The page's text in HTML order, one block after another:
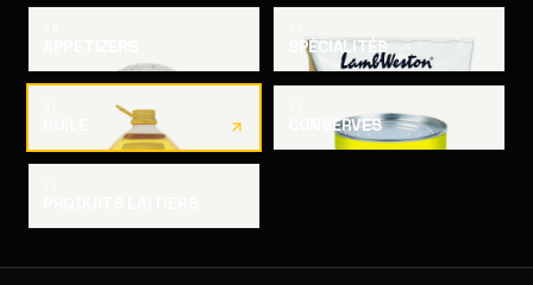
SPÉCIALITÉS
CONSERVES